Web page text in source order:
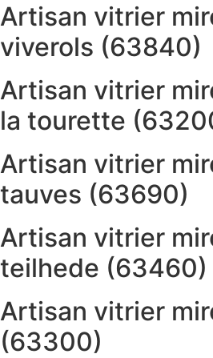
Artisan vitrier
viverols (63840)
Artisan vitrier
la tourette
Artisan vitrier
tauves (63690)
Artisan vitrier
teilhede (63460)
Artisan vitrier
(63300)